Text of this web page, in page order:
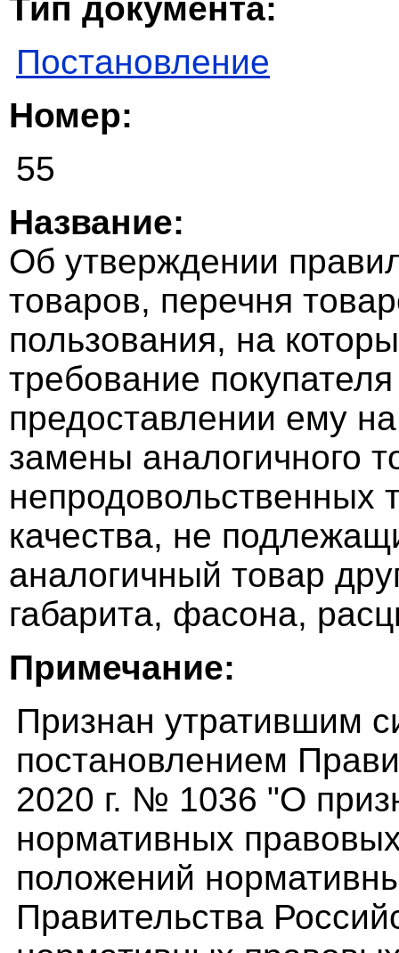
Тип документа:
Постановление
Номер:
55
Название:
Об утверждении
товаров, перечня
пользования, на
требование
предоставлении ему
замены аналогичного
непродовольственных
качества, не
аналогичный товар
габарита, фасона,
Примечание:
Признан утратившим
постановлением
2020 г. № 1036 "О
нормативных
положений
Правительства